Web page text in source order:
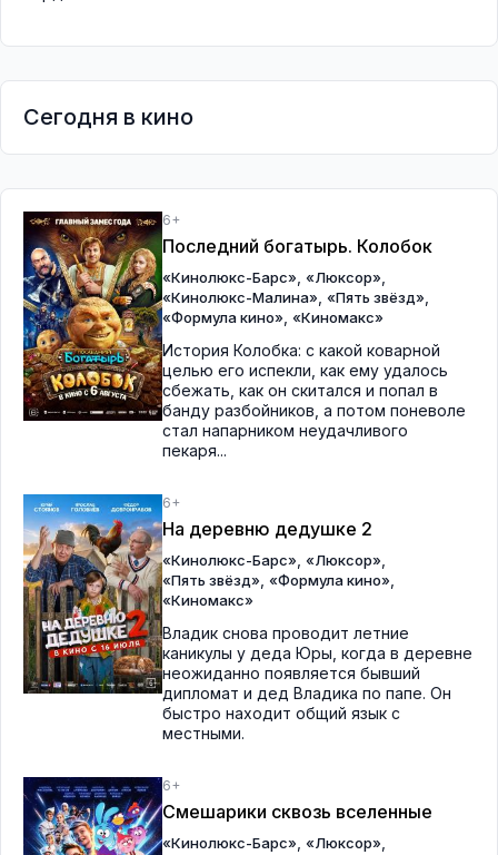
Сегодня в кино
6+
Последний богатырь. Колобок
«Кинолюкс-Барс», «Люксор»,
«Кинолюкс-Малина», «Пять звёзд»,
«Формула кино», «Киномакс»
История Колобка: с какой коварной
целью его испекли, как ему удалось
сбежать, как он скитался и попал в
банду разбойников, а потом поневоле
стал напарником неудачливого
пекаря...
6+
На деревню дедушке 2
«Кинолюкс-Барс», «Люксор»,
«Пять звёзд», «Формула кино»,
«Киномакс»
Владик снова проводит летние
каникулы у деда Юры, когда в деревне
неожиданно появляется бывший
дипломат и дед Владика по папе. Он
быстро находит общий язык с
местными.
6+
Смешарики сквозь вселенные
«Кинолюкс-Барс», «Люксор»,